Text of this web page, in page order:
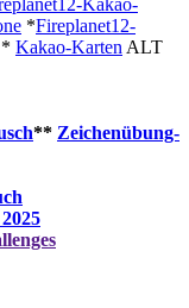
*Fireplanet12-
* Kakao-Karten ALT
** Zeichenübung-